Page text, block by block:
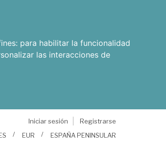
para habilitar la funcionalidad
las interacciones de
Iniciar sesión
Registrarse
EUR ESPAÑA PENINSULAR